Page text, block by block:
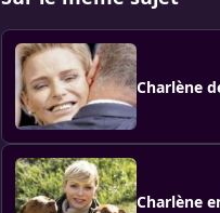
Charlène
Charlène